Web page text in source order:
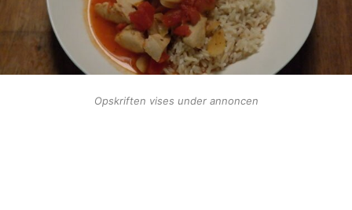
Opskriften vises under annoncen